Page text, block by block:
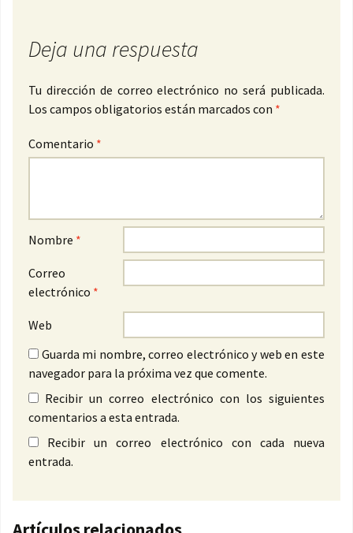
Deja una respuesta
Tu dirección de correo electrónico no será publicada.
Los campos obligatorios están marcados con *
Comentario *
Nombre *
Correo
electrónico *
Web
Guarda mi nombre, correo electrónico y web en este
navegador para la próxima vez que comente.
Recibir un correo electrónico con los siguientes
comentarios a esta entrada.
Recibir un correo electrónico con cada nueva
entrada.